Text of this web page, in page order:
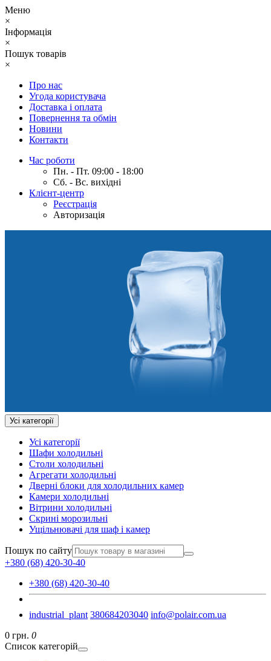
Меню
×
Інформація
×
Пошук товарів
×
Про нас
Угода користувача
Доставка і оплата
Повернення та обмін
Новини
Контакти
Час роботи
Пн. - Пт. 09:00 - 18:00
Сб. - Вс. вихідні
Клієнт-центр
Реєстрація
Авторизація
Усі категорії
Усі категорії
Шафи холодильні
Столи холодильні
Агрегати холодильні
Дверні блоки для холодильних камер
Камери холодильні
Вітрини холодильні
Скрині морозильні
Ущільнювачі для шаф і камер
Пошук по сайту
+380 (68) 420-30-40
+380 (68) 420-30-40
industrial_plant 380684203040 info@polair.com.ua
0 грн. 0
Список категорій